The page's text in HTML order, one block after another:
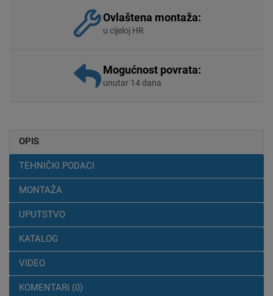
Ovlaštena montaža:
u cijeloj HR
Mogućnost povrata:
unutar 14 dana
OPIS
TEHNIČKI PODACI
MONTAŽA
UPUTSTVO
KATALOG
VIDEO
KOMENTARI (0)